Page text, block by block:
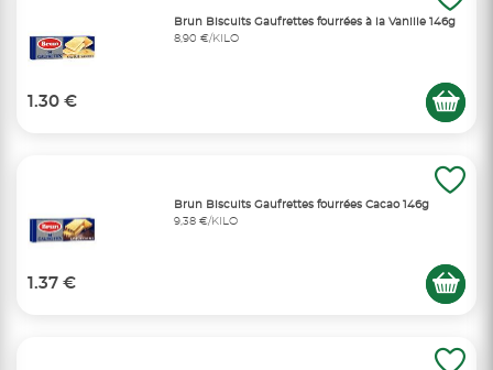
Brun Biscuits Gaufrettes fourrées à la Vanille 146g
8,90 €/KILO
1.30 €
Brun Biscuits Gaufrettes fourrées Cacao 146g
9,38 €/KILO
1.37 €